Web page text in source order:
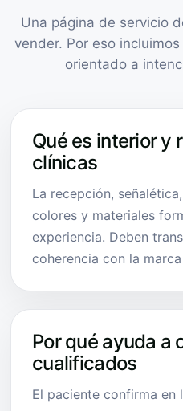
Una página de servicio
vender. Por eso
orientado a
Qué es interior y
clínicas
La recepción,
colores y materiales
experiencia. Deben
coherencia con la
Por qué ayuda a
cualificados
El paciente confirma en